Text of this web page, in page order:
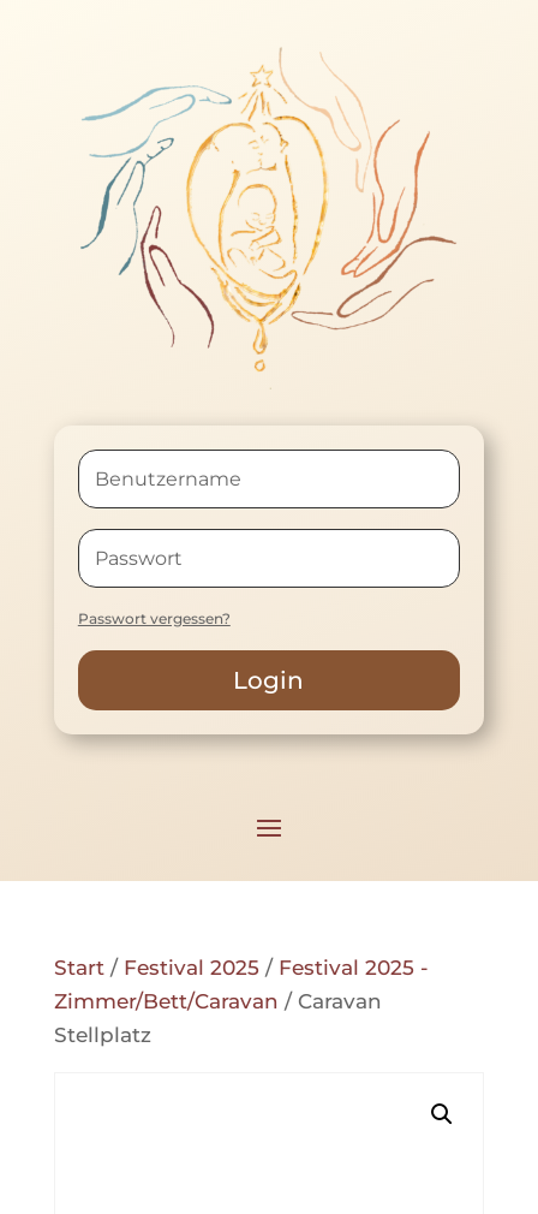
Passwort vergessen?
Login
Start/ Festival 2025/ Festival 2025 -
Zimmer/Bett/Caravan / Caravan
Stellplatz